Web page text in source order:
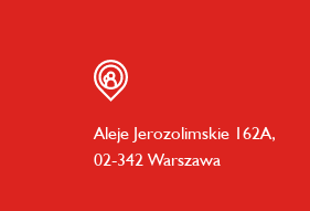
Aleje Jerozolimskie 162A,
02-342 Warszawa